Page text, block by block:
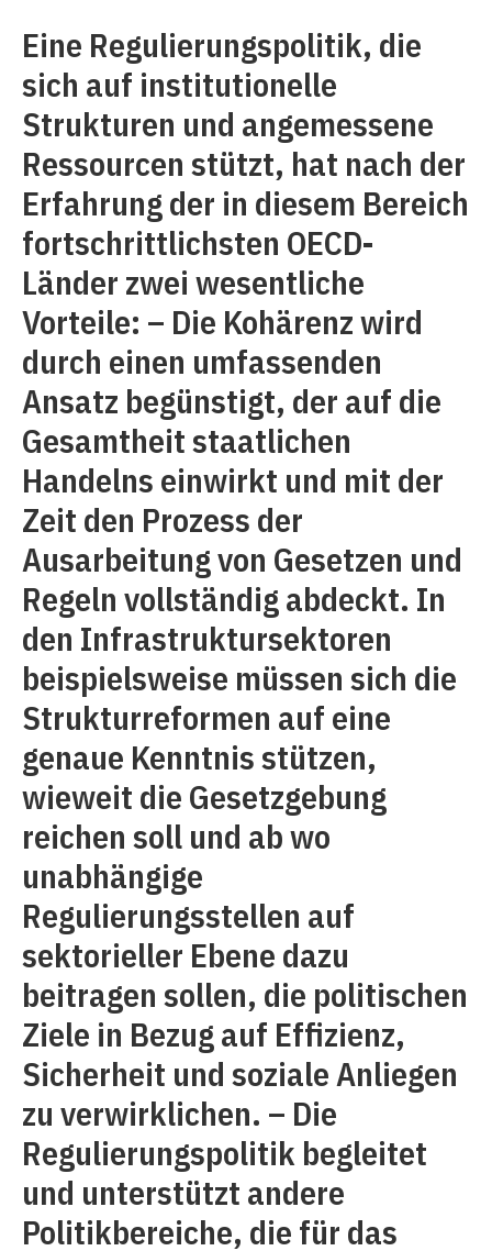
Eine Regulierungspolitik, die
sich auf institutionelle
Strukturen und angemessene
Ressourcen stützt, hat nach der
Erfahrung der in diesem Bereich
fortschrittlichsten OECD-
Länder zwei wesentliche
Vorteile: – Die Kohärenz wird
durch einen umfassenden
Ansatz begünstigt, der auf die
Gesamtheit staatlichen
Handelns einwirkt und mit der
Zeit den Prozess der
Ausarbeitung von Gesetzen und
Regeln vollständig abdeckt. In
den Infrastruktursektoren
beispielsweise müssen sich die
Strukturreformen auf eine
genaue Kenntnis stützen,
wieweit die Gesetzgebung
reichen soll und ab wo
unabhängige
Regulierungsstellen auf
sektorieller Ebene dazu
beitragen sollen, die politischen
Ziele in Bezug auf Effizienz,
Sicherheit und soziale Anliegen
zu verwirklichen. – Die
Regulierungspolitik begleitet
und unterstützt andere
Politikbereiche, die für das